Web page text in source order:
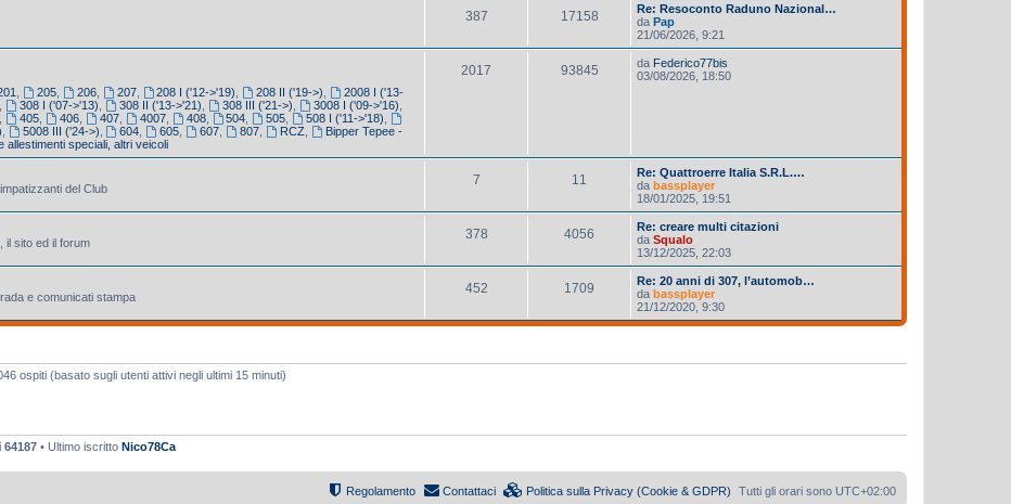
387 17158
Re: Resoconto Raduno Nazional…
da Pap
21/06/2026, 9:21
205, 206, 207, 208 I ('12->'19) 208 II ('19->)
2008 I ('13-
308 I ('07->'13) 308 II ('13->'21) 308 III ('21->) 3008 I ('09->'16)
405 406 407, 4007, 408, 504 505 508 I ('11->'18)
5008 III ('24->) 604 605 607 807, RCZ
Bipper Tepee -
allestimenti speciali, altri veicoli
2017 93845 da Federico77bis
03/08/2026, 18:50
del Club
7 11
Re: Quattroerre Italia S.R.L.…
da bassplayer
18/01/2025, 19:51
il sito ed il forum
378 4056
Re: creare multi citazioni
da Squalo
13/12/2025, 22:03
e comunicati stampa
452 1709
Re: 20 anni di 307, l’automob…
da bassplayer
21/12/2020, 9:30
ospiti (basato sugli utenti attivi negli ultimi 15 minuti)
64187 • Ultimo iscritto Nico78Ca
Tutti gli orari sono UTC+02:00
Politica sulla Privacy (Cookie & GDPR)
Contattaci
Regolamento